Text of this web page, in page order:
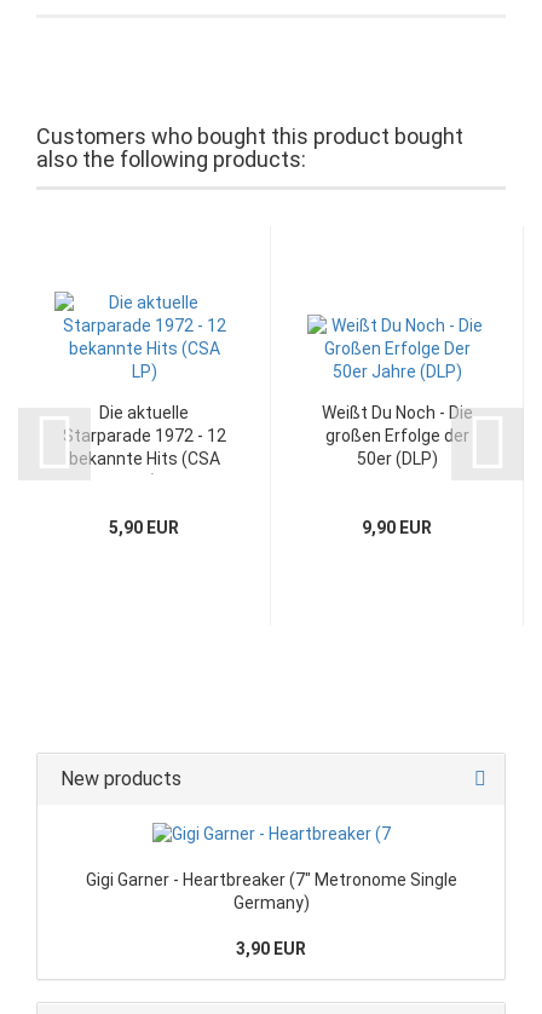
Customers who bought this product bought
also the following products:
Die aktuelle
Starparade 1972 - 12
bekannte Hits (CSA
LP)
5,90 EUR
Weißt Du Noch - Die
großen Erfolge der
50er (DLP)
9,90 EUR
New products
Gigi Garner - Heartbreaker (7" Metronome Single
Germany)
3,90 EUR